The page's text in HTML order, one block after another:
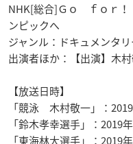
NHK[総合]Ｇｏ ｆｏｒ
ンピックへ
ジャンル：ドキュメンタ
出演者ほか：【出演】木
【放送日時】
「競泳 木村敬一」：
「鈴木孝幸選手」：2019
「東海林大選手」：2019